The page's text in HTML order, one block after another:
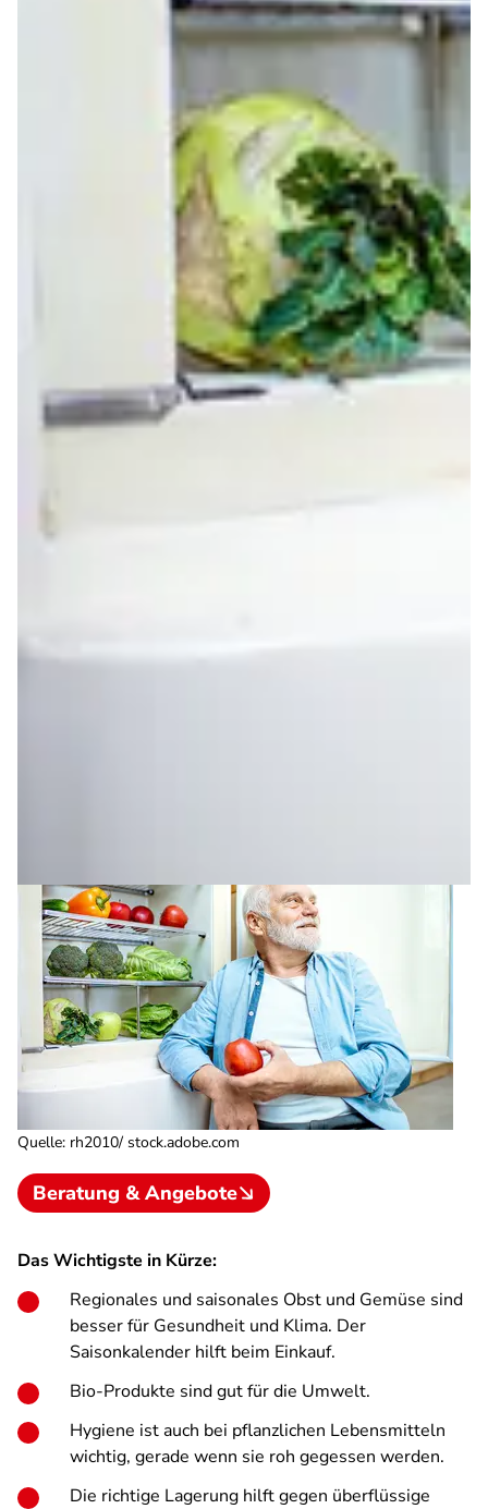
Quelle: rh2010/ stock.adobe.com
Beratung & Angebote
Das Wichtigste in Kürze:
Regionales und saisonales Obst und Gemüse sind
besser für Gesundheit und Klima. Der
Saisonkalender hilft beim Einkauf.
Bio-Produkte sind gut für die Umwelt.
Hygiene ist auch bei pflanzlichen Lebensmitteln
wichtig, gerade wenn sie roh gegessen werden.
Die richtige Lagerung hilft gegen überflüssige